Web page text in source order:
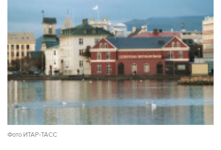
Фото ИТАР-ТАСС